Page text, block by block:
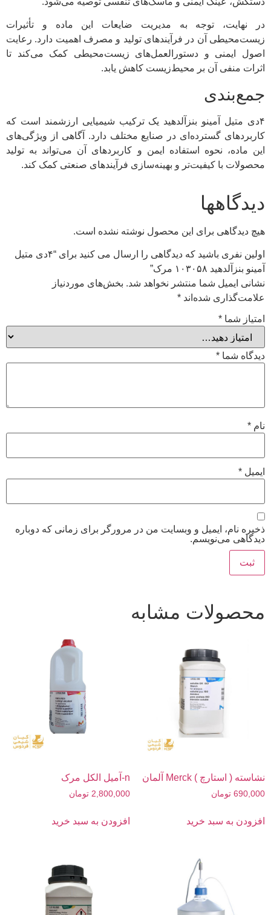
در نهایت، توجه به مدیریت ضایعات این ماده و تأثیرات
زیست‌محیطی آن در فرآیندهای تولید و مصرف اهمیت دارد. رعایت
اصول ایمنی و دستورالعمل‌های زیست‌محیطی کمک می‌کند تا
اثرات منفی آن بر محیط‌زیست کاهش یابد.
جمع‌بندی
۴دی متیل آمینو بنزآلدهید یک ترکیب شیمیایی ارزشمند است که
کاربردهای گسترده‌ای در صنایع مختلف دارد. آگاهی از ویژگی‌های
این ماده، نحوه استفاده ایمن و کاربردهای آن می‌تواند به تولید
محصولات با کیفیت‌تر و بهینه‌سازی فرآیندهای صنعتی کمک کند.
دیدگاهها
هیچ دیدگاهی برای این محصول نوشته نشده است.
اولین نفری باشید که دیدگاهی را ارسال می کنید برای “۴دی متیل
آمینو بنزآلدهید ۱۰۳۰۵۸ مرک”
نشانی ایمیل شما منتشر نخواهد شد. بخش‌های موردنیاز
علامت‌گذاری شده‌اند *
امتیاز شما *
دیدگاه شما *
نام *
ایمیل *
ذخیره نام، ایمیل و وبسایت من در مرورگر برای زمانی که دوباره
دیدگاهی می‌نویسم.
محصولات مشابه
نشاسته ( استارچ ) Merck آلمان
690,000 تومان
افزودن به سبد خرید
n-آمیل الکل مرک
2,800,000 تومان
افزودن به سبد خرید